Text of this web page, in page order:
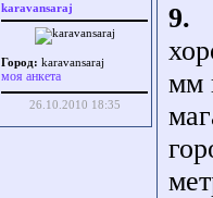
karavansaraj
Город: karavansaraj
моя анкета
26.10.2010 18:35
9.
мм